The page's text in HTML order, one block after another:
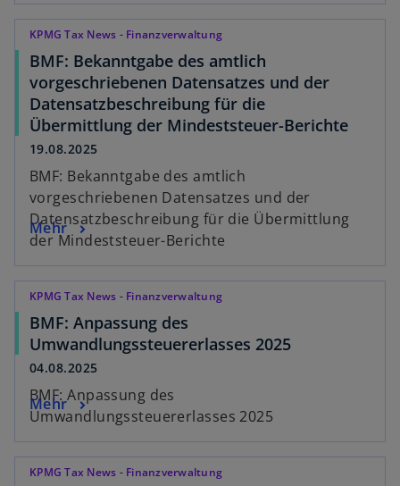
KPMG Tax News - Finanzverwaltung
BMF: Bekanntgabe des amtlich
vorgeschriebenen Datensatzes und der
Datensatzbeschreibung für die
Übermittlung der Mindeststeuer-Berichte
19.08.2025
BMF: Bekanntgabe des amtlich
vorgeschriebenen Datensatzes und der
Datensatzbeschreibung für die Übermittlung
der Mindeststeuer-Berichte
Mehr
KPMG Tax News - Finanzverwaltung
BMF: Anpassung des
Umwandlungssteuererlasses 2025
04.08.2025
BMF: Anpassung des
Umwandlungssteuererlasses 2025
Mehr
KPMG Tax News - Finanzverwaltung